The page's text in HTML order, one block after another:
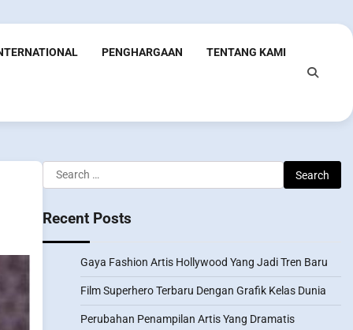
PENGHARGAAN TENTANG KAMI
Search
for:
Recent Posts
Gaya Fashion Artis Hollywood Yang Jadi Tren Baru
Film Superhero Terbaru Dengan Grafik Kelas Dunia
Perubahan Penampilan Artis Yang Dramatis